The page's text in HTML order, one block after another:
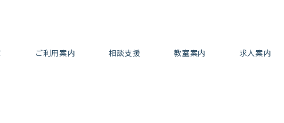
ご利用案内 相談支援 教室案内 求人案内